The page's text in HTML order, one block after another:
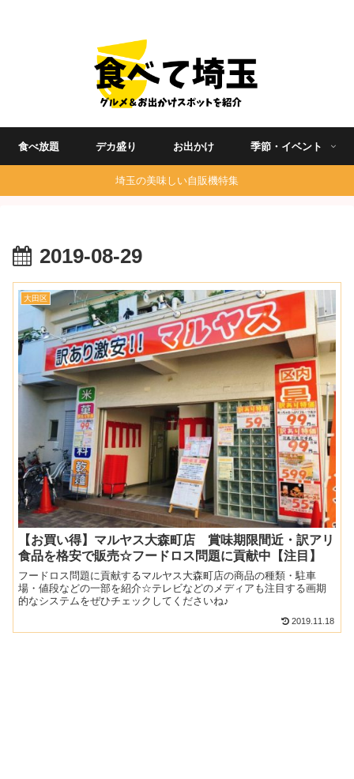
食べ放題 デカ盛り お出かけ 季節・イベント
埼玉の美味しい自販機特集
2019-08-29
大田区
【お買い得】マルヤス大森町店 賞味期限間近・訳アリ
食品を格安で販売☆フードロス問題に貢献中【注目】
フードロス問題に貢献するマルヤス大森町店の商品の種類・駐車
場・値段などの一部を紹介☆テレビなどのメディアも注目する画期
的なシステムをぜひチェックしてくださいね♪
2019.11.18